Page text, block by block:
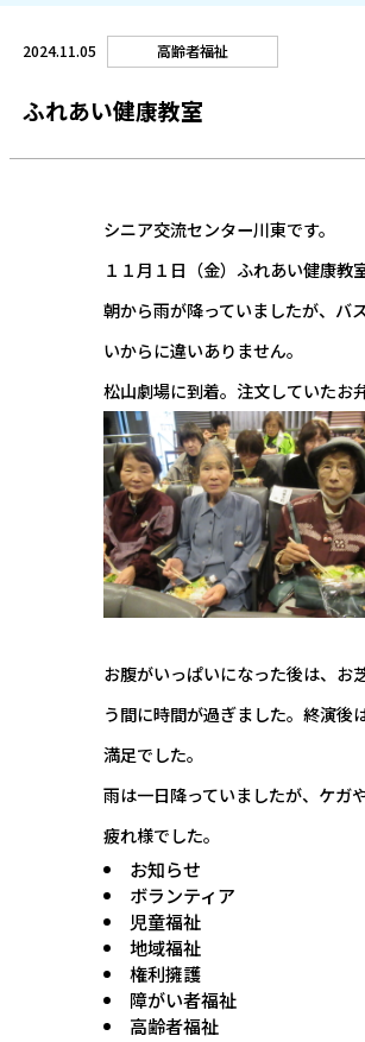
2024.11.05 高齢者福祉
ふれあい健康教室
シニア交流センター川東です。
１１月１日（金）ふれあい健康教
朝から雨が降っていましたが、バ
いからに違いありません。
松山劇場に到着。注文していたお
お腹がいっぱいになった後は、お
う間に時間が過ぎました。終演後
満足でした。
雨は一日降っていましたが、ケガ
疲れ様でした。
お知らせ
ボランティア
児童福祉
地域福祉
権利擁護
障がい者福祉
高齢者福祉